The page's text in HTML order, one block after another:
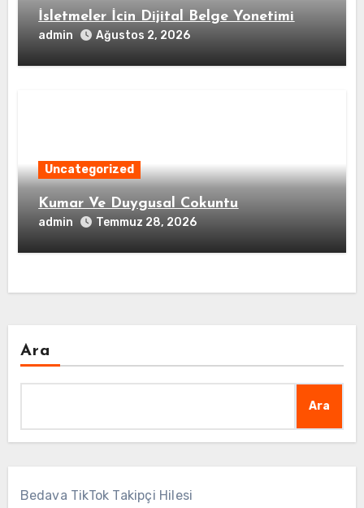
İsletmeler İcin Dijital Belge Yonetimi
admin Ağustos 2, 2026
Uncategorized
Kumar Ve Duygusal Cokuntu
admin Temmuz 28, 2026
Ara
Ara
Bedava TikTok Takipçi Hilesi